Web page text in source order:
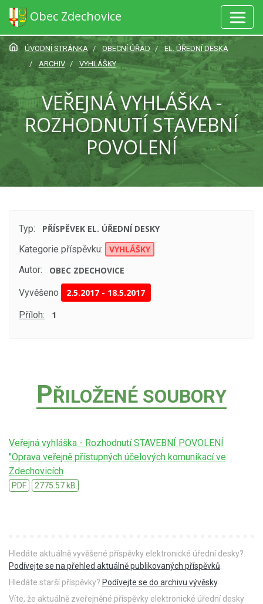
Obec Zdechovice
ÚVODNÍ STRÁNKA OBECNÍ ÚŘAD
EL. ÚŘEDNÍ DESKA
ARCHIV
VYHLÁŠKY
VEŘEJNÁ VYHLÁŠKA -
ROZHODNUTÍ STAVEBNÍ
POVOLENÍ
Typ:
PŘÍSPĚVEK EL. ÚŘEDNÍ DESKY
Kategorie příspěvku:
VYHLÁŠKY
Autor:
OBEC ZDECHOVICE
Vyvěšeno 2.5.2017 - 18.5.2017
Příloh: 1
PŘILOŽENÉ SOUBORY
Veřejná vyhláška - Rozhodnutí STAVEBNÍ POVOLENÍ
"Oprava veřejně přístupných účelových komunikací ve
Zdechovicích
PDF 2775.57 kB
Hledáte aktuálně vyvěšené příspěvky elektronické úřední desky?
Podívejte se na přehled aktuálně publikovaných příspěvků
Hledáte starší příspěvky? Podívejte se do archivu vývěsky.
Víte, že aktuálně zveřejněné příspěvky elektronické úřední desky